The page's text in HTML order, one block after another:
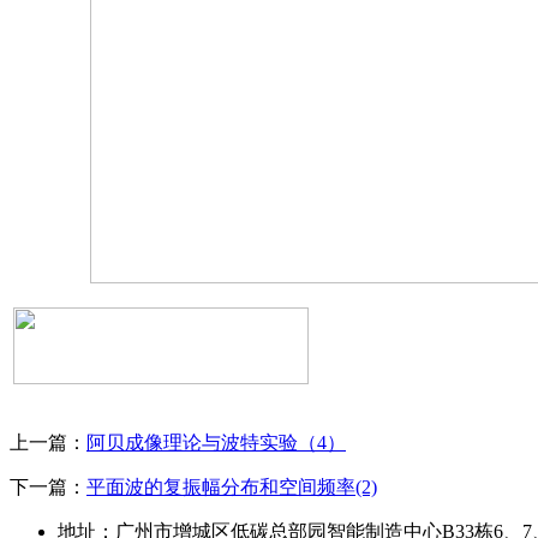
上一篇： 阿贝成像理论与波特实验（4）
下一篇： 平面波的复振幅分布和空间频率(2)
地址：广州市增城区低碳总部园智能制造中心B33栋6、7